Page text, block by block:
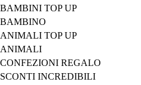
BAMBINI TOP UP
BAMBINO
ANIMALI TOP UP
ANIMALI
CONFEZIONI REGALO
SCONTI INCREDIBILI